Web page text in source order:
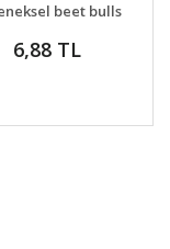
beet bulls
6,88 TL